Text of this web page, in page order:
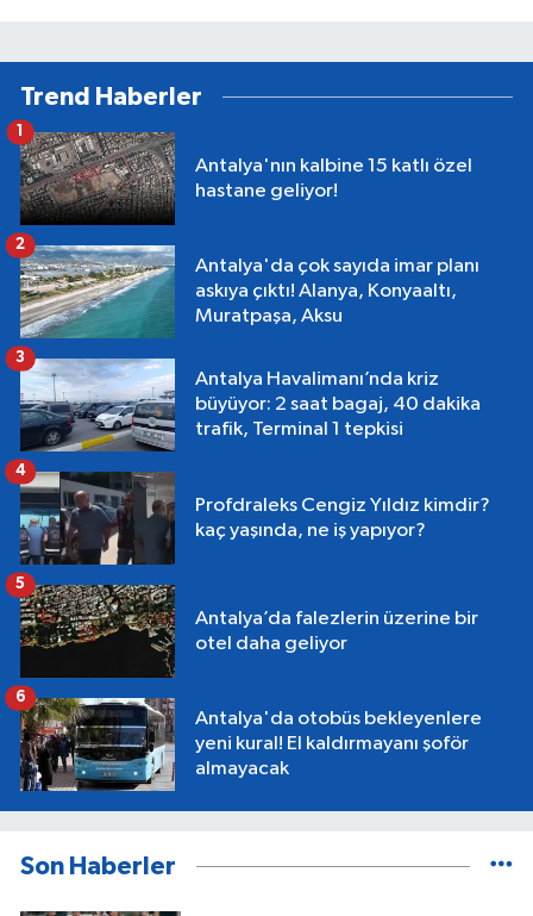
Trend Haberler
Antalya'nın kalbine 15 katlı özel
hastane geliyor!
1
Antalya'da çok sayıda imar planı
askıya çıktı! Alanya, Konyaaltı,
Muratpaşa, Aksu
2
Antalya Havalimanı’nda kriz
büyüyor: 2 saat bagaj, 40 dakika
trafik, Terminal 1 tepkisi
3
Profdraleks Cengiz Yıldız kimdir?
kaç yaşında, ne iş yapıyor?
4
Antalya’da falezlerin üzerine bir
otel daha geliyor
5
Antalya'da otobüs bekleyenlere
yeni kural! El kaldırmayanı şoför
almayacak
6
Son Haberler